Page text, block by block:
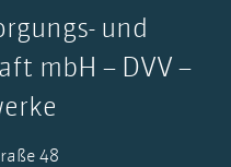
und
mbH – DVV –
48